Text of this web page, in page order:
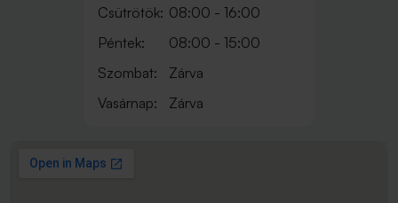
Csütrötök: 08:00 - 16:00
Péntek:
08:00 - 15:00
Szombat:
Zárva
Vasárnap:
Zárva